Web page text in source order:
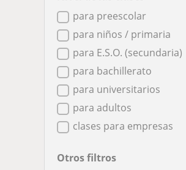
para preescolar
para niños / primaria
para E.S.O. (secundaria)
para bachillerato
para universitarios
para adultos
clases para empresas
Otros filtros